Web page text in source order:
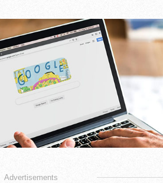
Advertisements